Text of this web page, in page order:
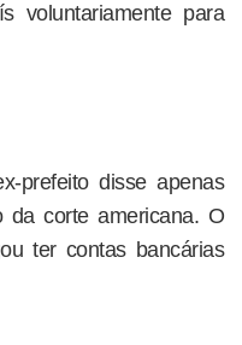
voluntariamente para
prefeito disse apenas
da corte americana. O
ter contas bancárias